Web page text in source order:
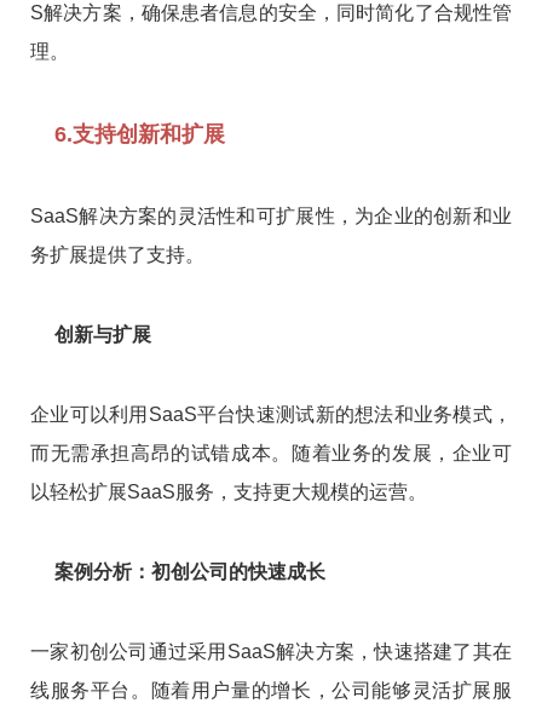
S解决方案，确保患者信息的安全，同时简化了合规性管
理。
6.支持创新和扩展
SaaS解决方案的灵活性和可扩展性，为企业的创新和业
务扩展提供了支持。
创新与扩展
企业可以利用SaaS平台快速测试新的想法和业务模式，
而无需承担高昂的试错成本。随着业务的发展，企业可
以轻松扩展SaaS服务，支持更大规模的运营。
案例分析：初创公司的快速成长
一家初创公司通过采用SaaS解决方案，快速搭建了其在
线服务平台。随着用户量的增长，公司能够灵活扩展服